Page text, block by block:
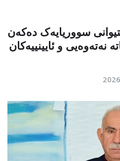
سووریایەک دەکەن
نەتەوەیی و ئایینییەکان